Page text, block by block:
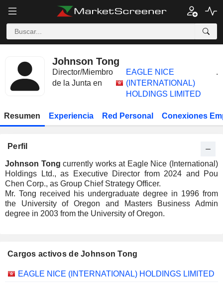
Johnson Tong
Director/Miembro
de la Junta en
EAGLE NICE
(INTERNATIONAL)
HOLDINGS LIMITED
.
Resumen Experiencia Red Personal Conexiones
Perfil
Johnson Tong currently works at Eagle Nice (International)
Holdings Ltd., as Executive Director from 2024 and Pou
Chen Corp., as Group Chief Strategy Officer.
Mr. Tong received his undergraduate degree in 1996 from
the University of Oregon and Masters Business Admin
degree in 2003 from the University of Oregon.
Cargos activos de Johnson Tong
Empresas Cargo Inicio
EAGLE NICE (INTERNATIONAL) HOLDINGS LIMITED